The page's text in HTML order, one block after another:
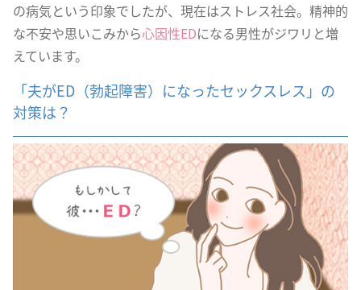
の病気という印象でしたが、現在はストレス社会。精神的
な不安や思いこみから心因性EDになる男性がジワリと増
えています。
「夫がED（勃起障害）になったセックスレス」の
対策は？